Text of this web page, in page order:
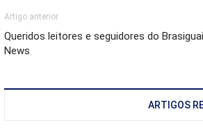
Artigo anterior
Queridos leitores e seguidores do
News
ARTIGOS